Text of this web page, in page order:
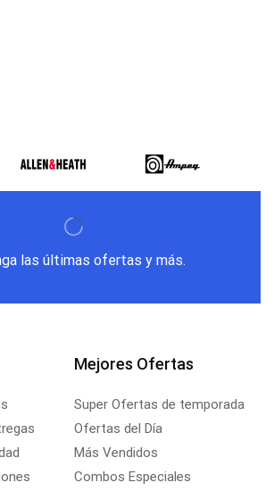
las últimas ofertas y más.
Mejores Ofertas
Super Ofertas de temporada
Ofertas del Día
Más Vendidos
Combos Especiales